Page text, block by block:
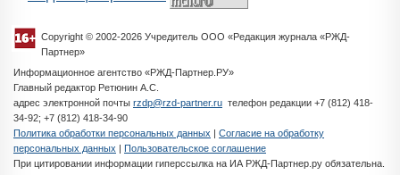
Copyright © 2002-2026 Учредитель ООО «Редакция журнала «РЖД-
Партнер»
Информационное агентство «РЖД-Партнер.РУ»
Главный редактор Ретюнин А.С.
адрес электронной почты rzdp@rzd-partner.ru телефон редакции +7 (812) 418-
34-92; +7 (812) 418-34-90
Политика обработки персональных данных | Согласие на обработку
персональных данных | Пользовательское соглашение
При цитировании информации гиперссылка на ИА РЖД-Партнер.ру обязательна.